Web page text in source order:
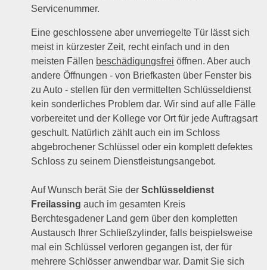
Servicenummer.
Eine geschlossene aber unverriegelte Tür lässt sich
meist in kürzester Zeit, recht einfach und in den
meisten Fällen beschädigungsfrei öffnen. Aber auch
andere Öffnungen - von Briefkasten über Fenster bis
zu Auto - stellen für den vermittelten Schlüsseldienst
kein sonderliches Problem dar. Wir sind auf alle Fälle
vorbereitet und der Kollege vor Ort für jede Auftragsart
geschult. Natürlich zählt auch ein im Schloss
abgebrochener Schlüssel oder ein komplett defektes
Schloss zu seinem Dienstleistungsangebot.
Auf Wunsch berät Sie derSchlüsseldienst
Freilassing auch im gesamten Kreis
Berchtesgadener Land gern über den kompletten
Austausch Ihrer Schließzylinder, falls beispielsweise
mal ein Schlüssel verloren gegangen ist, der für
mehrere Schlösser anwendbar war. Damit Sie sich